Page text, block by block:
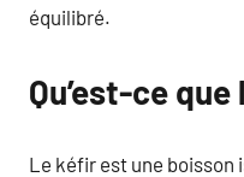
équilibré.
Qu’est-ce
Le kéfir est une boisson